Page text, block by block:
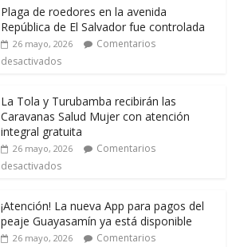
Plaga de roedores en la avenida
República de El Salvador fue controlada
26 mayo, 2026
Comentarios
desactivados
La Tola y Turubamba recibirán las
Caravanas Salud Mujer con atención
integral gratuita
26 mayo, 2026
Comentarios
desactivados
¡Atención! La nueva App para pagos del
peaje Guayasamín ya está disponible
26 mayo, 2026
Comentarios